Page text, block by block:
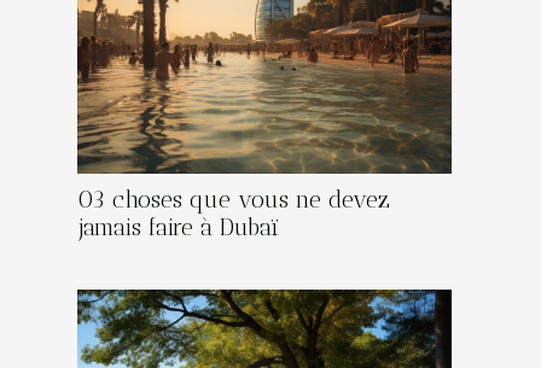
03 choses que vous ne devez
jamais faire à Dubaï